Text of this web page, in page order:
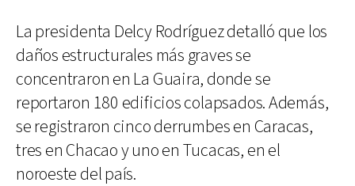
La presidenta Delcy Rodríguez detalló que los
daños estructurales más graves se
concentraron en La Guaira, donde se
reportaron 180 edificios colapsados. Además,
se registraron cinco derrumbes en Caracas,
tres en Chacao y uno en Tucacas, en el
noroeste del país.